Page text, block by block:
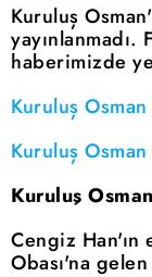
Kuruluş
yayınlanmadı.
haberimizde
Kuruluş
Kuruluş
Kuruluş
Cengiz Han'ın
Obası'na